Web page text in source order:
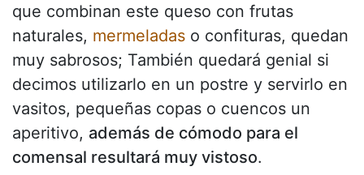
que combinan este queso con frutas
naturales, mermeladas o confituras, quedan
muy sabrosos; También quedará genial si
decimos utilizarlo en un postre y servirlo en
vasitos, pequeñas copas o cuencos un
aperitivo, además de cómodo para el
comensal resultará muy vistoso.